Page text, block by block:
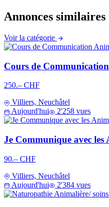
Annonces similaires
Voir la catégorie
Cours de
250.– CHF
Villiers, Neuchâtel
Aujourd'hui
2'258 vues
Je Communique avec les
90.– CHF
Villiers, Neuchâtel
Aujourd'hui
2'384 vues